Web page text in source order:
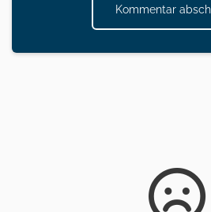
Kommentar